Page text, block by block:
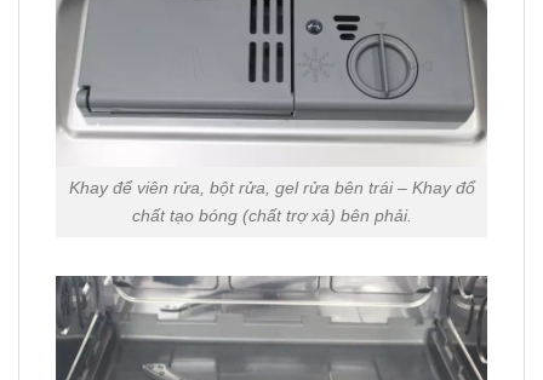
Khay để viên rửa, bột rửa, gel rửa bên trái – Khay đổ
chất tạo bóng (chất trợ xả) bên phải.